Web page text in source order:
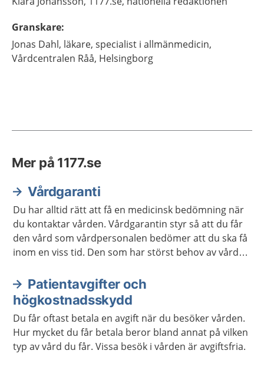
Granskare:
Jonas Dahl, läkare, specialist i allmänmedicin,
Vårdcentralen Råå, Helsingborg
Mer på 1177.se
Vårdgaranti
Du har alltid rätt att få en medicinsk bedömning när
du kontaktar vården. Vårdgarantin styr så att du får
den vård som vårdpersonalen bedömer att du ska få
inom en viss tid. Den som har störst behov av vård
Patientavgifter och
högkostnadsskydd
Du får oftast betala en avgift när du besöker vården.
Hur mycket du får betala beror bland annat på vilken
typ av vård du får. Vissa besök i vården är avgiftsfria.